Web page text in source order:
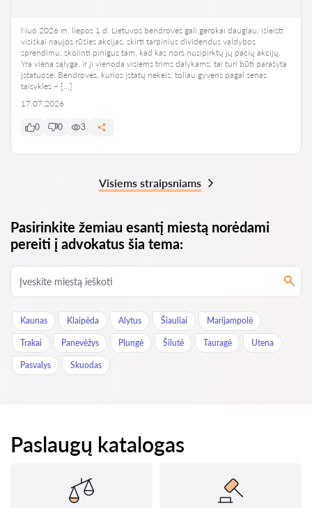
Nuo 2026 m. liepos 1 d. Lietuvos bendrovės gali gerokai daugiau: išleisti
visiškai naujos rūšies akcijas, skirti tarpinius dividendus valdybos
sprendimu, skolinti pinigus tam, kad kas nors nusipirktų jų pačių akcijų.
Yra viena sąlyga, ir ji vienoda visiems trims dalykams: tai turi būti parašyta
įstatuose. Bendrovės, kurios įstatų nekeis, toliau gyvens pagal senas
taisykles – […]
17.07.2026
0 0 3
Visiems straipsniams
Pasirinkite žemiau esantį miestą norėdami
pereiti į advokatus šia tema:
Kaunas Klaipėda Alytus Šiauliai Marijampolė
Trakai Panevėžys Plungė Šilutė Tauragė Utena
Pasvalys Skuodas
Paslaugų katalogas